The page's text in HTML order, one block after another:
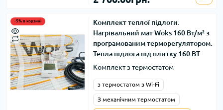
-5% в корзині
Комплект теплої підлоги.
Нагрівальний мат Woks 160 Вт/м² з
програмованим терморегулятором.
Тепла підлога під плитку 160 ВТ
Комплект з термостатом
з термостатом з Wi-Fi
З механічним термостатом